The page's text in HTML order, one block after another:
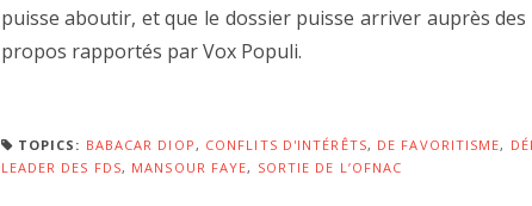
puisse aboutir, et que le dossier puisse arriver auprès
propos rapportés par Vox Populi.
TOPICS: BABACAR DIOP, CONFLITS D'INTÉRÊTS, DE FAVORITISME,
LEADER DES FDS, MANSOUR FAYE, SORTIE DE L’OFNAC